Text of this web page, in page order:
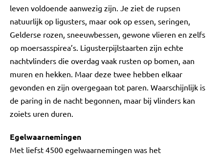
leven voldoende aanwezig zijn. Je ziet de rupsen
natuurlijk op ligusters, maar ook op essen, seringen,
Gelderse rozen, sneeuwbessen, gewone vlieren en zelfs
op moersasspirea’s. Ligusterpijlstaarten zijn echte
nachtvlinders die overdag vaak rusten op bomen, aan
muren en hekken. Maar deze twee hebben elkaar
gevonden en zijn overgegaan tot paren. Waarschijnlijk is
de paring in de nacht begonnen, maar bij vlinders kan
zoiets uren duren.
Egelwaarnemingen
Met liefst 4500 egelwaarnemingen was het